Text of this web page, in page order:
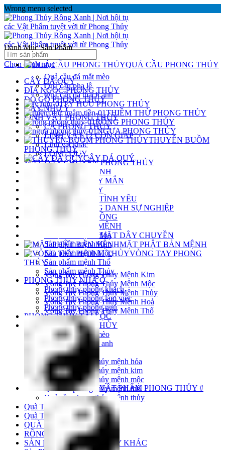
Wrong menu selected
Chọn danh mục
CÂY ĐÁ QUÝ
ĐĨA NGỌC PHONG THỦY
ĐỒ GỖ PHONG THỦY
GẬY NHƯ Ý
LINH VẬT PHONG THỦY
CÁ PHONG THỦY
LINH VẬT 12 CON GIÁP
Linh vật khác
LONG QUY
MẶT DÂY CHUYỀN PHONG THỦY
MẶT PHẬT BẢN MỆNH
MÈO THẦN TÀI MAY MẮN
NGỰA PHONG THỦY
PHONG THỦY CHO TÌNH YÊU
PHONG THỦY CÔNG DANH SỰ NGHIỆP
PHONG THỦY ĐỒ ĐỒNG
PHONG THỦY HỢP MỆNH
Sản phẩm mệnh Hỏa
Sản phẩm mệnh Kim
Sản phẩm mệnh Mộc
Sản phẩm mệnh Thổ
Sản phẩm mệnh Thủy
PHONG THỦY NHÀ Ở
Phong thủy phòng khách
Phong thủy phòng làm việc
Phong thủy phòng ngủ
PHONG THỦY TÀI LỘC
QUẢ CẦU PHONG THỦY
Quả cầu đá mắt mèo
Quả cầu đá thạch anh
Quả cầu pha lê
Quả cầu phong thủy mệnh hỏa
Quả cầu phong thủy mệnh kim
Quả cầu phong thủy mệnh mộc
Quả cầu phong thủy mệnh thổ
Quả cầu phong thủy mệnh thủy
Quà Tặng 20/10
Quà Tặng 20/11
QUÀ TẶNG 8-3
RỒNG PHONG THỦY
SẢN PHẨM PHONG THỦY KHÁC
Danh Mục Sản Phẩm
QUẢ CẦU PHONG THỦY
Quả cầu đá mắt mèo
Quả cầu pha lê
Quả cầu đá thạch anh
TỲ HƯU PHONG THỦY
THIỀM THỪ PHONG THỦY
RỒNG PHONG THỦY
NGỰA PHONG THỦY
THUYỀN BUỒM
PHONG THỦY
CÂY ĐÁ QUÝ
MẶT DÂY CHUYỀN
MẶT PHẬT BẢN MỆNH
VÒNG TAY PHONG
THỦY
Vòng Tay Phong Thủy Mệnh Kim
Vòng Tay Phong Thủy Mệnh Mộc
Vòng Tay Phong Thủy Mệnh Thủy
Vòng Tay Phong Thủy Mệnh Hoả
Vòng Tay Phong Thủy Mệnh Thổ
VẬT PHẨM PHONG THỦY #